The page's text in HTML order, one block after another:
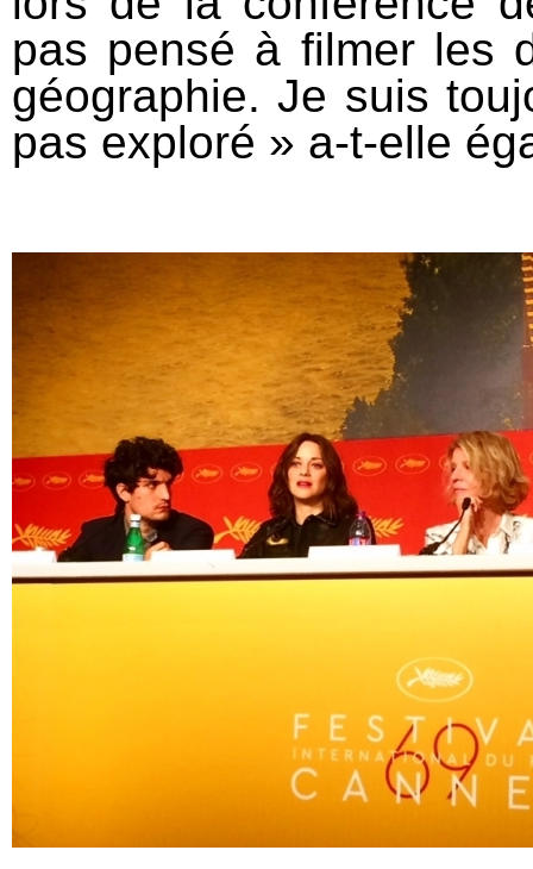
pas pensé à filmer les
géographie. Je suis
pas exploré » a-t-elle